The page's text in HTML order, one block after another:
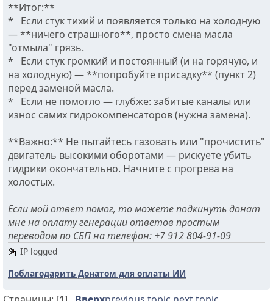
**Итог:**
* Если стук тихий и появляется только на холодную
— **ничего страшного**, просто смена масла
"отмыла" грязь.
* Если стук громкий и постоянный (и на горячую, и
на холодную) — **попробуйте присадку** (пункт 2)
перед заменой масла.
* Если не помогло — глубже: забитые каналы или
износ самих гидрокомпенсаторов (нужна замена).
**Важно:** Не пытайтесь газовать или "прочистить"
двигатель высокими оборотами — рискуете убить
гидрики окончательно. Начните с прогрева на
холостых.
Если мой ответ помог, то можете подкинуть донат
мне на оплату генерации ответов простым
переводом по СБП на телефон: +7 912 804-91-09
IP logged
Поблагодарить Донатом для оплаты ИИ